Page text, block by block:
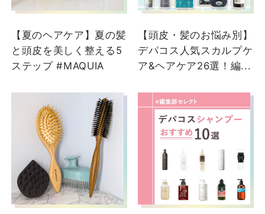
【夏のヘアケア】夏の髪
と頭皮を美しく整える5
ステップ #MAQUIA
【頭皮・髪のお悩み別】
デパコス人気スカルプケ
ア&ヘアケア26選！編...